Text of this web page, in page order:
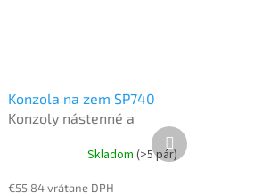
Konzola na zem SP740
Konzoly nástenné a
Skladom (>5 pár)
€55,84 vrátane DPH
Ďalší
produkt